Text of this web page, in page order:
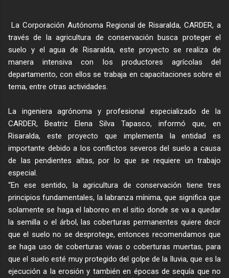
La Corporación Autónoma Regional de Risaralda, CARDER, a
través de la agricultura de conservación busca proteger el
suelo y el agua de Risaralda, este proyecto se realiza de
manera intensiva con los productores agrícolas del
departamento, con ellos se trabaja en capacitaciones sobre el
tema, entre otras actividades.
La ingeniera agrónoma y profesional especializado de la
CARDER, Beatriz Elena Silva Tapasco, informó que, en
Risaralda, este proyecto que implementa la entidad es
importante debido a los conflictos severos del suelo a causa
de las pendientes altas, por lo que se requiere un trabajo
especial.
“En ese sentido, la agricultura de conservación tiene tres
principios fundamentales, la labranza mínima, que significa que
solamente se haga el laboreo en el sitio donde se va a quedar
la semilla o el árbol, las coberturas permanentes quiere decir
que el suelo no se desprotege, entonces recomendamos que
se haga uso de coberturas vivas o coberturas muertas, para
que el suelo esté muy protegido del golpe de la lluvia, que es la
ejecución a la erosión y también en épocas de sequía que no